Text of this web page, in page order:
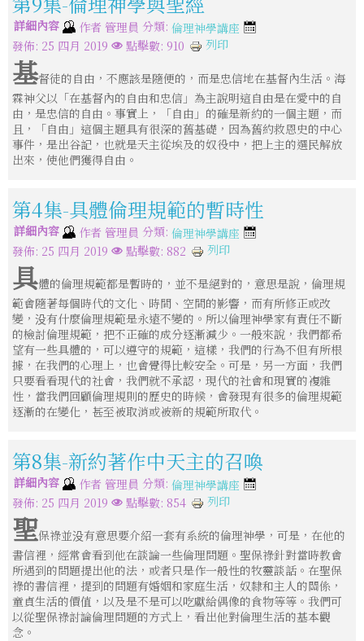
詳細內容 作者 管理員 分類: 倫理神學講座
發佈: 25 四月 2019
點擊數: 910 列印
基督徒的自由，不應該是隨便的，而是忠信地在基督內生活。海
霖神父以「在基督內的自由和忠信」為主說明這自由是在愛中的自
由，是忠信的自由。事實上，「自由」的確是新約的一個主題，而
且，「自由」這個主題具有很深的舊基礎，因為舊約救恩史的中心
事件，是出谷記，也就是天主從埃及的奴役中，把上主的選民解放
出來，使他們獲得自由。
第4集-具體倫理規範的暫時性
詳細內容 作者 管理員 分類: 倫理神學講座
發佈: 25 四月 2019
點擊數: 882 列印
具體的倫理規範都是暫時的，並不是絕對的，意思是說，倫理規
範會隨著每個時代的文化、時間、空間的影響，而有所修正或改
變，没有什麼倫理規範是永遠不變的。所以倫理神學家有責任不斷
的檢討倫理規範，把不正確的成分逐漸減少。一般來說，我們都希
望有一些具體的，可以遵守的規範，這樣，我們的行為不但有所根
據，在我們的心理上，也會覺得比較安全。可是，另一方面，我們
只要看看現代的社會，我們就不承認，現代的社會和現實的複雜
性，當我們回顧倫理規則的歷史的時候，會發現有很多的倫理規範
逐漸的在變化，甚至被取消或被新的規範所取代。
第8集-新約著作中天主的召喚
詳細內容 作者 管理員 分類: 倫理神學講座
發佈: 25 四月 2019
點擊數: 854 列印
聖保祿並没有意思要介紹一套有系統的倫理神學，可是，在他的
書信裡，經常會看到他在談論一些倫理問題。聖保祿針對當時教會
所遇到的問題提出他的法，或者只是作一般性的牧靈談話。在聖保
祿的書信裡，提到的問題有婚姻和家庭生活，奴隸和主人的關係，
童貞生活的價值，以及是不是可以吃獻給偶像的食物等等。我們可
以從聖保祿討論倫理問題的方式上，看出他對倫理生活的基本觀
念。